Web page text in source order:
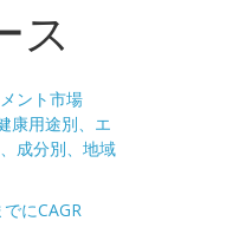
ス
ント市場
康用途別、エ
成分別、地域
にCAGR